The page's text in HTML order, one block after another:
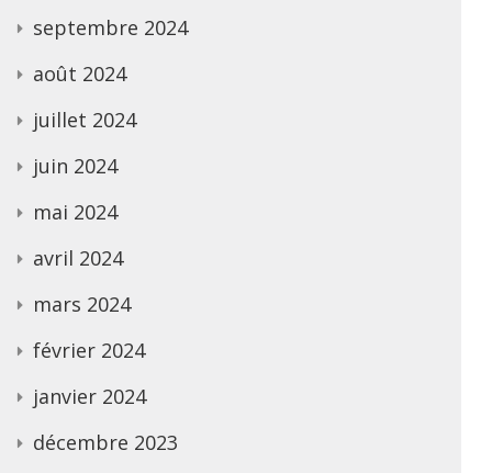
septembre 2024
août 2024
juillet 2024
juin 2024
mai 2024
avril 2024
mars 2024
février 2024
janvier 2024
décembre 2023